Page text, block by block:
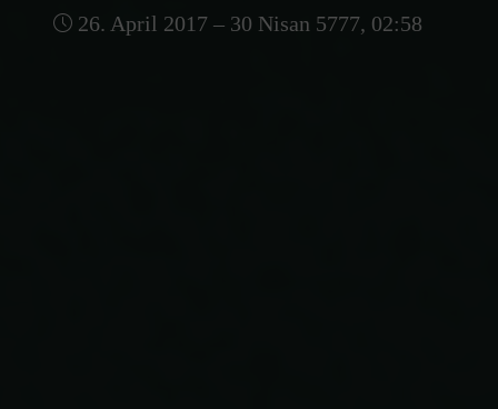
26. April 2017 – 30 Nisan 5777, 02:58